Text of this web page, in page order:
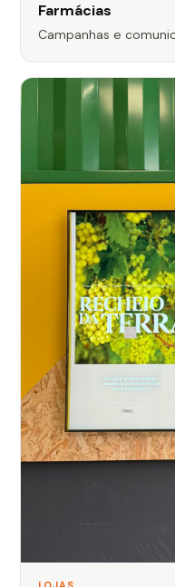
Farmácias
Campanhas e